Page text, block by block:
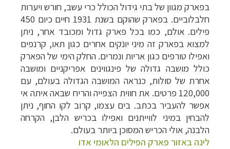
בפארק מגוון של בתי גידול הכולל כרי עשב, חורש ויערות
חלבלוביים. בפארק שהוקם בשנת 1931 חיים כיום 450
פילים. אולם, כמו בכל פארק גדול ומכובד אחר, ניתן
למצוא בפארק זה מיני יונקים אחרים כגון תאו, קרנפים
ואפילו טורפים כגון אריות ונמרים. החלק הימי של הפארק
כולל מושבה גדולה של פינגווינים אפריקניים ומושבה
אחרת של סולות, כנראה המושבה הגדולה בעולם, עם
120,000 פרטים. את חווית הצפייה והריח שבאה איתה אי
אפשר להעביר בכתב. בים עצמו, קרוב לקו החוף, ניתן
להבחין במיני לווייתנים ואפילו בכריש הלבן, הקרחה
הלבנה, אולי הכריש המסוכן ביותר בעולם.
לינה באזור פארק הפילים הלאומי אדו